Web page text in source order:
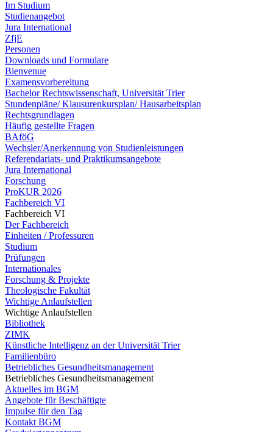
Im Studium
Studienangebot
Jura International
ZfjE
Personen
Downloads und Formulare
Bienvenue
Examensvorbereitung
Bachelor Rechtswissenschaft, Universität Trier
Stundenpläne/ Klausurenkursplan/ Hausarbeitsplan
Rechtsgrundlagen
Häufig gestellte Fragen
BAföG
Wechsler/Anerkennung von Studienleistungen
Referendariats- und Praktikumsangebote
Jura International
Forschung
ProKUR 2026
Fachbereich VI
Fachbereich VI
Der Fachbereich
Einheiten / Professuren
Studium
Prüfungen
Internationales
Forschung & Projekte
Theologische Fakultät
Wichtige Anlaufstellen
Wichtige Anlaufstellen
Bibliothek
ZIMK
Künstliche Intelligenz an der Universität Trier
Familienbüro
Betriebliches Gesundheitsmanagement
Betriebliches Gesundheitsmanagement
Aktuelles im BGM
Angebote für Beschäftigte
Impulse für den Tag
Kontakt BGM